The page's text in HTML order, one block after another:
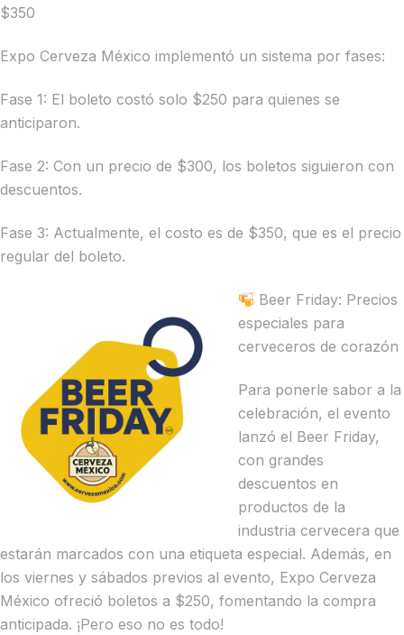
$350
Expo Cerveza México implementó un sistema por fases:
Fase 1: El boleto costó solo $250 para quienes se
anticiparon.
Fase 2: Con un precio de $300, los boletos siguieron con
descuentos.
Fase 3: Actualmente, el costo es de $350, que es el precio
regular del boleto.
Beer Friday: Precios
especiales para
cerveceros de corazón
Para ponerle sabor a la
celebración, el evento
lanzó el Beer Friday,
con grandes
descuentos en
productos de la
industria cervecera que
estarán marcados con una etiqueta especial. Además, en
los viernes y sábados previos al evento, Expo Cerveza
México ofreció boletos a $250, fomentando la compra
anticipada. ¡Pero eso no es todo!